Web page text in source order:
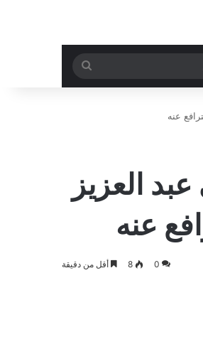
بحث
عن
العزيز
0
8 أقل من دقيقة